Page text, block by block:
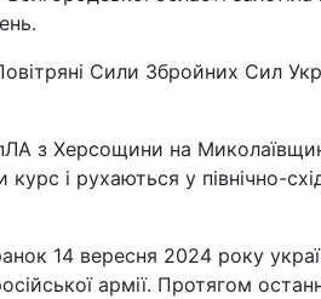
Сили Збройних Сил
з Херсощини на
курс і рухаються у північно-
14 вересня 2024 року
армії. Протягом